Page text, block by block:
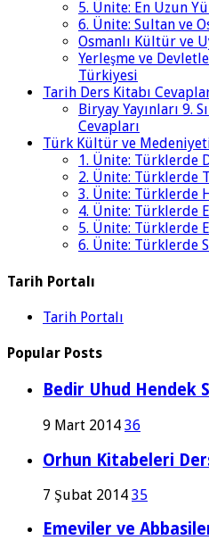
5. Ünite: En Uzun
6. Ünite: Sultan ve
Osmanlı Kültür ve
Yerleşme ve
Türkiyesi
Tarih Ders Kitabı
Biryay Yayınları 9.
Cevapları
Türk Kültür ve
1. Ünite: Türklerde
2. Ünite: Türklerde
3. Ünite: Türklerde
4. Ünite: Türklerde
5. Ünite: Türklerde
6. Ünite: Türklerde
Tarih Portalı
Tarih Portalı
Popular Posts
Bedir Uhud Hendek
9 Mart 2014 36
Orhun Kitabeleri
7 Şubat 2014 35
Emeviler ve